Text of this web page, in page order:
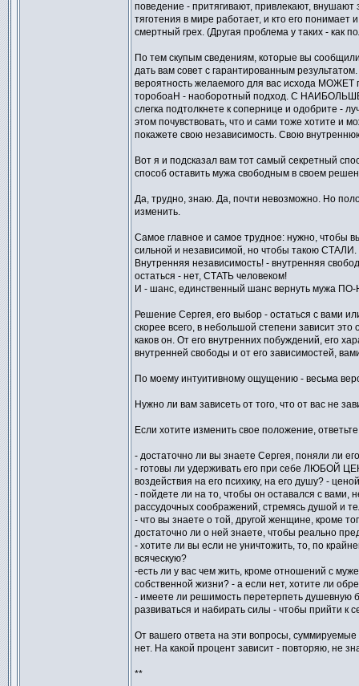
поведение - притягивают, привлекают, внушают
тяготения в мире работает, и кто его
смертный грех. (Другая проблема у таких - как
По тем скупым сведениям, которые вы
дать вам совет с гарантированным
вероятность желаемого для вас исхода МОЖЕТ
торобоаН - наоборотный подход. С
слегка подтолкнете к сопернице и одобрите -
этом почувствовать, что и сами тоже хотите и
покажете свою независимость. Свою
Вот я и подсказал вам тот самый секретный
способ оставить мужа свободным в своем
Да, трудно, знаю. Да, почти невозможно. Но
изменить.
Самое главное и самое трудное: нужно, чтобы
сильной и независимой, но чтобы такою
Внутренняя независимость! - внутренняя
остаться - нет, СТАТЬ человеком!
И - шанс, единственный шанс вернуть мужа
Решение Сергея, его выбор - остаться с вами
скорее всего, в небольшой степени зависит
каков он. От его внутренних побуждений, его
внутренней свободы и от его зависимостей,
По моему интуитивному ощущению - весьма
Нужно ли вам зависеть от того, что от вас не
Если хотите изменить свое положение,
- достаточно ли вы знаете Сергея, поняли ли
- готовы ли удерживать его при себе ЛЮБОЙ
воздействия на его психику, на его душу? -
- пойдете ли на то, чтобы он оставался с вами,
рассудочных соображений, стремясь душой и
- что вы знаете о той, другой женщине, кроме
достаточно ли о ней знаете, чтобы реально
- хотите ли вы если не уничтожить, то, по
всяческую?
-есть ли у вас чем жить, кроме отношений с
собственной жизни? - а если нет, хотите ли
- имеете ли решимость перетерпеть душевную
развиваться и набирать силы - чтобы прийти к
От вашего ответа на эти вопросы,
нет. На какой процент зависит - повторяю, не
**